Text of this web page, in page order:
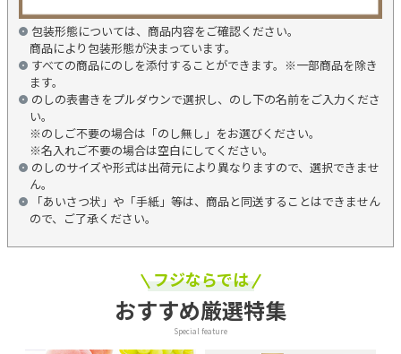
包装形態については、商品内容をご確認ください。
商品により包装形態が決まっています。
すべての商品にのしを添付することができます。※一部商品を除き
ます。
のしの表書きをプルダウンで選択し、のし下の名前をご入力くださ
い。
※のしご不要の場合は「のし無し」をお選びください。
※名入れご不要の場合は空白にしてください。
のしのサイズや形式は出荷元により異なりますので、選択できませ
ん。
「あいさつ状」や「手紙」等は、商品と同送することはできません
ので、ご了承ください。
フジならでは
おすすめ厳選特集
Special feature